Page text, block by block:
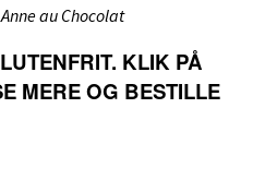
Anne au Chocolat
KLIK PÅ
MERE OG BESTILLE